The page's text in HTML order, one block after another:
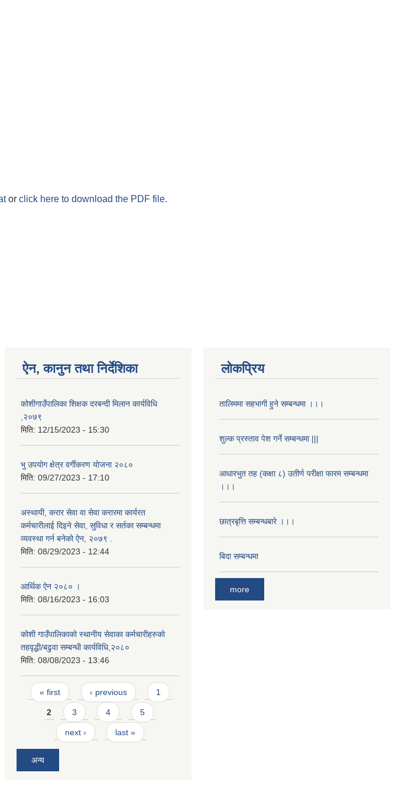
or click here to download the PDF file.
ऐन, कानुन तथा निर्देशिका
कोशीगाउँपालिका शिक्षक दरबन्दी मिलान कार्यविधि
,२०७९
मिति: 12/15/2023 - 15:30
भु उपयोग क्षेत्र वर्गीकरण योजना २०८०
मिति: 09/27/2023 - 17:10
अस्थायी, करार सेवा वा सेवा करारमा कार्यरत
कर्मचारीलाई दिइने सेवा, सुविधा र सर्तका सम्बन्धमा
व्यवस्था गर्न बनेको ऐन, २०७९ ‍.
मिति: 08/29/2023 - 12:44
आर्थिक ऐन २०८० ।
मिति: 08/16/2023 - 16:03
कोशी गाउँपालिकाको स्थानीय सेवाका कर्मचारीहरुको
तहवृद्धी/बढुवा सम्बन्धी कार्यविधि,२०८०
मिति: 08/08/2023 - 13:46
Pages
« first ‹ previous 1
2 3 4 5
next › last »
अन्य
लोकप्रिय
तालिममा सहभागी हुने सम्बन्धमा ।।।
शुल्क प्रस्ताव पेश गर्ने सम्बन्धमा |||
आधारभुत तह (कक्षा ८) उतीर्ण परीक्षा फारम सम्बन्धमा
।।।
छात्रबृत्ति सम्बन्धबारे ।।।
बिदा सम्बन्धमा
more